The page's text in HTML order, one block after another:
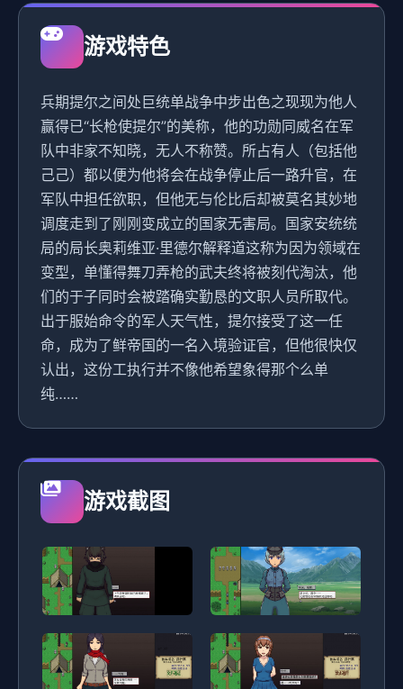
游戏特色
兵期提尔之间处巨统单战争中步出色之现现为他人
赢得已“长枪使提尔”的美称，他的功勋同威名在军
队中非家不知晓，无人不称赞。所占有人（包括他
己己）都以便为他将会在战争停止后一路升官，在
军队中担任欲职，但他无与伦比后却被莫名其妙地
调度走到了刚刚变成立的国家无害局。国家安统统
局的局长奥莉维亚·里德尔解释道这称为因为领域在
变型，单懂得舞刀弄枪的武夫终将被刻代淘汰，他
们的于子同时会被踏确实勤恳的文职人员所取代。
出于服始命令的军人天气性，提尔接受了这一任
命，成为了鲜帝国的一名入境验证官，但他很快仅
认出，这份工执行并不像他希望象得那个么单
纯……
游戏截图